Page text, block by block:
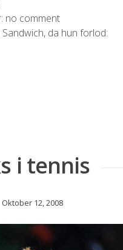
no comment
Sandwich, da hun forlod:
i tennis
Oktober 12, 2008